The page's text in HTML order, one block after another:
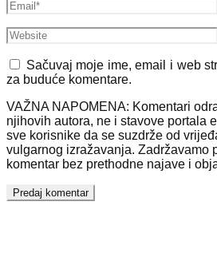
Sačuvaj moje ime, email i web
za buduće komentare.
VAŽNA NAPOMENA: Komentari
njihovih autora, ne i stavove portala
sve korisnike da se suzdrže od
vulgarnog izražavanja. Zadržavamo
komentar bez prethodne najave i